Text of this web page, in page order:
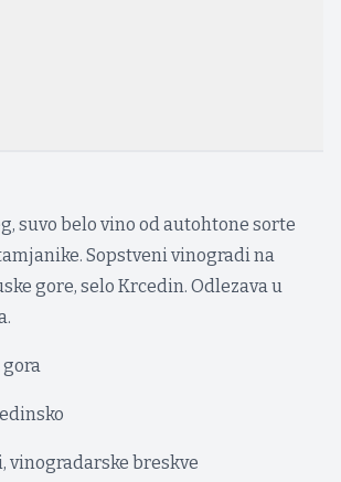
suvo belo vino od autohtone sorte
Sopstveni vinogradi na
gore, selo Krcedin. Odlezava u
gora
vinogradarske breskve